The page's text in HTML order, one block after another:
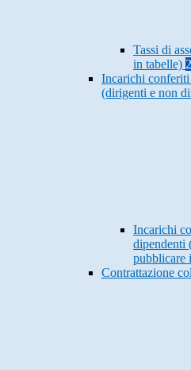
Tassi di
in tabelle)
Incarichi
(dirigenti e non
Incarichi
dipendenti
pubblicare
Contrattazione